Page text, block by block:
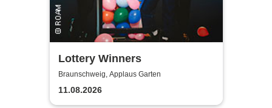
Lottery Winners
Braunschweig, Applaus Garten
11.08.2026